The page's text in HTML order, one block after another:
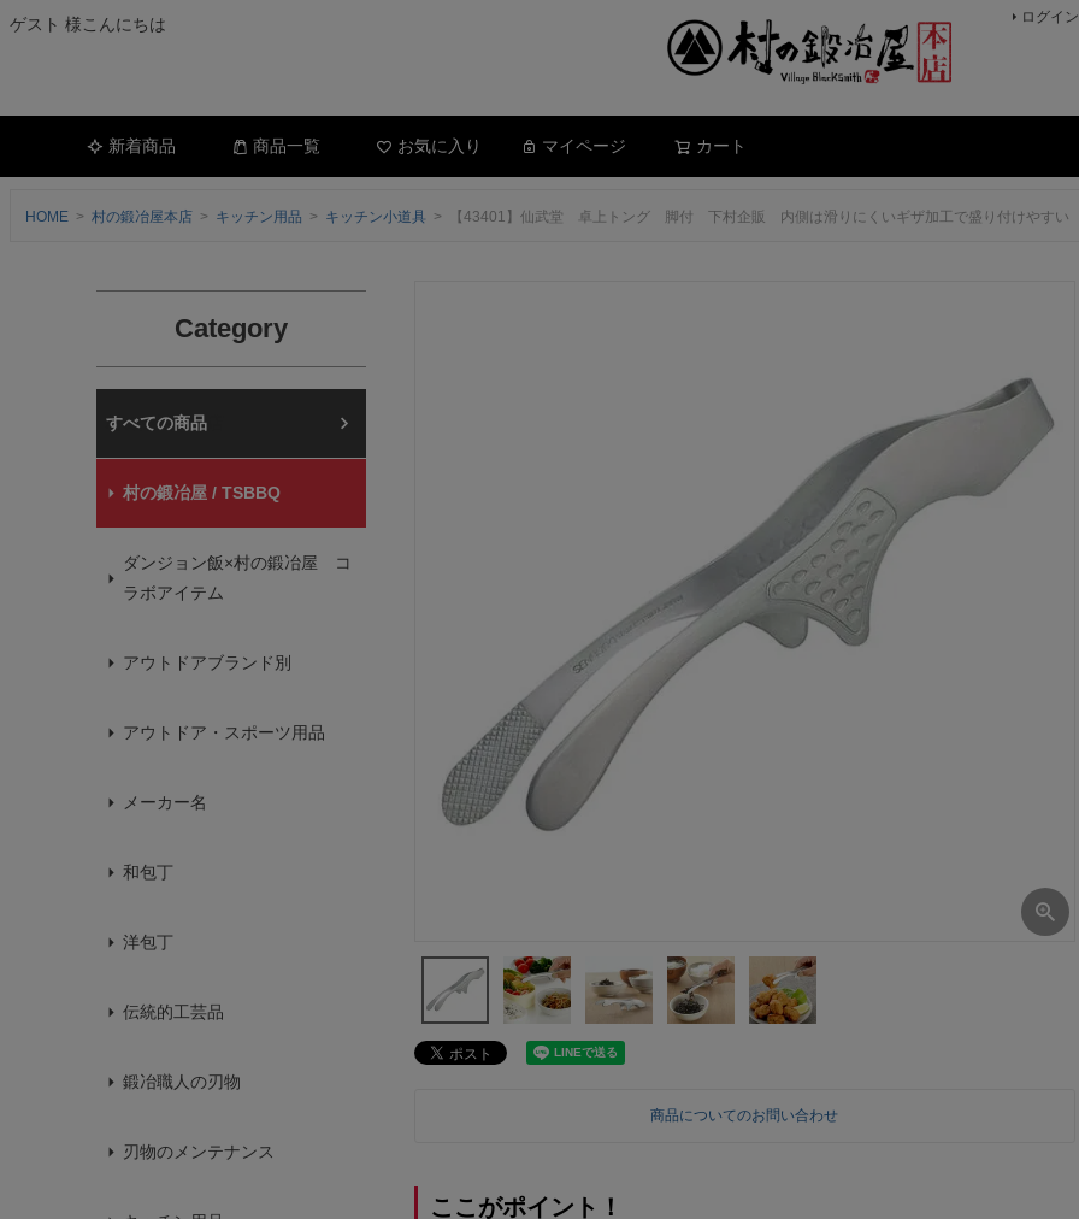
ゲスト 様こんにちは ログイン
新着商品 商品一覧 お気に入り マイページ カート
HOME 村の鍛冶屋本店 キッチン用品 キッチン小道具 【43401】仙武堂 卓上トング 脚付 下村企販 内側は滑りにくいギザ加工で盛り付けやすい
Category
村の鍛冶屋本店
村の鍛冶屋 / TSBBQ
ダンジョン飯×村の鍛冶屋 コ
ラボアイテム
アウトドアブランド別
アウトドア・スポーツ用品
メーカー名
和包丁
洋包丁
伝統的工芸品
鍛冶職人の刃物
刃物のメンテナンス
商品についてのお問い合わせ
ここがポイント！